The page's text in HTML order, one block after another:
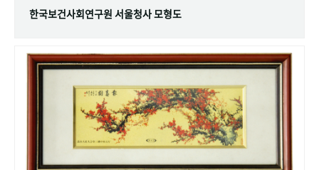
한국보건사회연구원 서울청사 모형도